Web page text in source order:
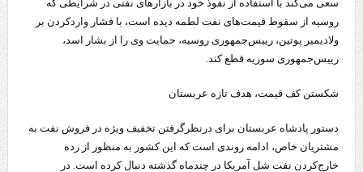
سعی می‌کند با استفاده از نفوذ خود در بازارهای نفتی در شرایطی که
روسیه از سقوط قیمت‌های نفت لطمه دیده است، با فشار واردکردن بر
ولادیمیر پوتین، رییس‌جمهوری روسیه، حمایت وی را از بشار اسد،
رییس‌جمهوری سوریه قطع کند.
شکستن کف قیمت، هدف تازه عربستان
دستور پادشاه عربستان برای درنظرگرفتن تخفیف ویژه در فروش نفت به
مشتریان خاص، ادامه روندی است که این کشور به منظور از رده
خارج‌کردن نفت شل آمریکا در چندماه گذشته دنبال کرده است. در